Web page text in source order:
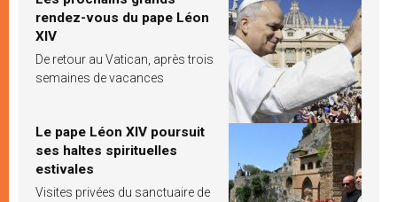
rendez-vous du pape Léon
XIV
De retour au Vatican, après trois
semaines de vacances
Le pape Léon XIV poursuit
ses haltes spirituelles
estivales
Visites privées du sanctuaire de